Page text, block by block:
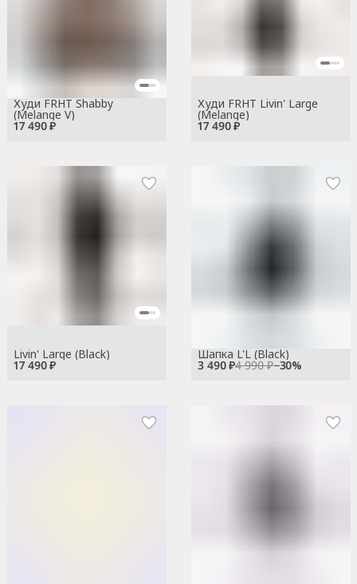
17 490 ₽
Худи FRHT Shabby
(Melange V)
17 490 ₽
Худи FRHT Livin' Large
(Melange)
17 490 ₽
Livin' Large (Black)
3 490 ₽4 990 ₽−30%
Шапка L'L (Black)